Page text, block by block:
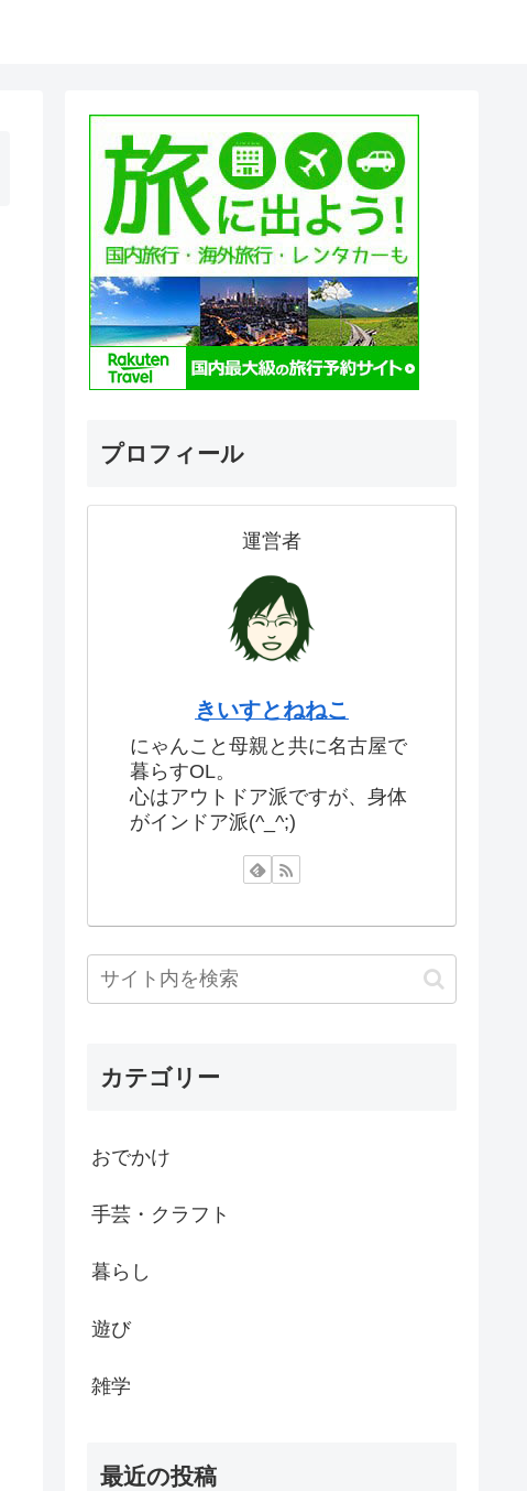
プロフィール
運営者
きいすとねねこ
にゃんこと母親と共に名古屋で
暮らすOL。
心はアウトドア派ですが、身体
がインドア派(^_^;)
カテゴリー
おでかけ
手芸・クラフト
暮らし
遊び
雑学
最近の投稿